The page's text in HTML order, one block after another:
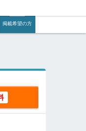
掲載希望の方